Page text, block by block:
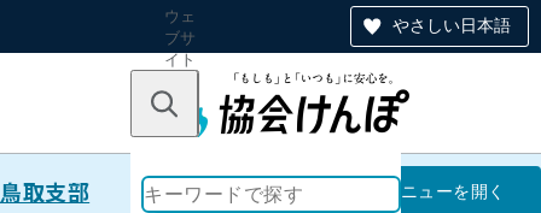
やさしい日本語
ウェ
ブサ
イト
のナ
ン
キーワードで探す
鳥取支部 鳥取支部
メニューを開く